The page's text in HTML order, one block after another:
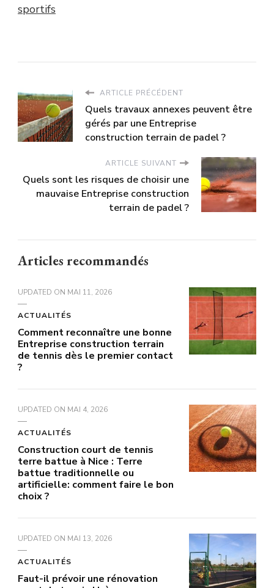
sportifs
ARTICLE PRÉCÉDENT
Quels travaux annexes peuvent être
gérés par une Entreprise
construction terrain de padel ?
ARTICLE SUIVANT
Quels sont les risques de choisir une
mauvaise Entreprise construction
terrain de padel ?
Articles recommandés
UPDATED ON MAI 11, 2026
ACTUALITÉS
Comment reconnaître une bonne
Entreprise construction terrain
de tennis dès le premier contact
?
UPDATED ON MAI 4, 2026
ACTUALITÉS
Construction court de tennis
terre battue à Nice : Terre
battue traditionnelle ou
artificielle: comment faire le bon
choix ?
UPDATED ON MAI 13, 2026
ACTUALITÉS
Faut-il prévoir une rénovation